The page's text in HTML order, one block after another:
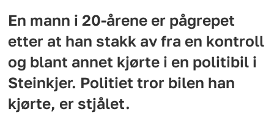
En mann i 20-årene er pågrepet
etter at han stakk av fra en kontroll
og blant annet kjørte i en politibil i
Steinkjer. Politiet tror bilen han
kjørte, er stjålet.